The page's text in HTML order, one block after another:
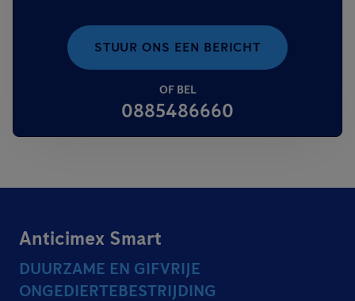
STUUR ONS EEN BERICHT
OF BEL
0885486660
Anticimex Smart
DUURZAME EN GIFVRIJE
ONGEDIERTEBESTRIJDING